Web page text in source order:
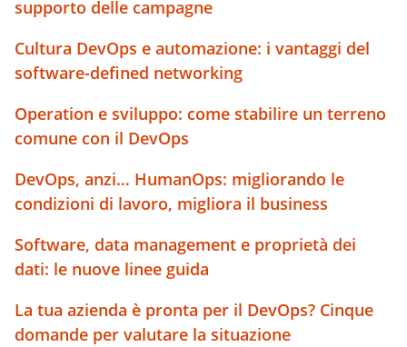
supporto delle campagne
Cultura DevOps e automazione: i vantaggi del
software-defined networking
Operation e sviluppo: come stabilire un terreno
comune con il DevOps
DevOps, anzi… HumanOps: migliorando le
condizioni di lavoro, migliora il business
Software, data management e proprietà dei
dati: le nuove linee guida
La tua azienda è pronta per il DevOps? Cinque
domande per valutare la situazione